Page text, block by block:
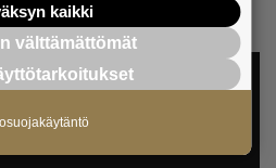
kaikki
välttämättömät